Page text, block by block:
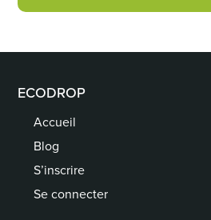
ECODROP
Accueil
Blog
S’inscrire
Se connecter